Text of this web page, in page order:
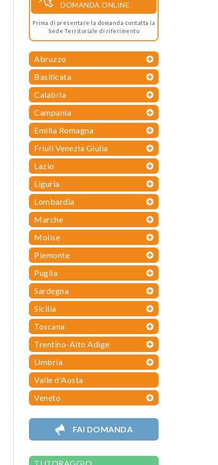
DOMANDA ONLINE
Prima di presentare la domanda contatta la
Sede Territoriale di riferimento
Abruzzo
Basilicata
Calabria
Campania
Emilia Romagna
Friuli Venezia Giulia
Lazio
Liguria
Lombardia
Marche
Molise
Piemonte
Puglia
Sardegna
Sicilia
Toscana
Trentino-Alto Adige
Umbria
Valle d'Aosta
Veneto
FAI DOMANDA